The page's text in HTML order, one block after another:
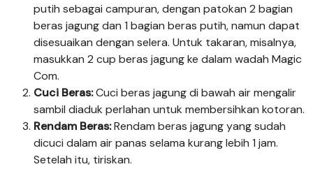
putih sebagai campuran, dengan patokan 2 bagian
beras jagung dan 1 bagian beras putih, namun dapat
disesuaikan dengan selera. Untuk takaran, misalnya,
masukkan 2 cup beras jagung ke dalam wadah Magic
Com.
Cuci Beras:Cuci beras jagung di bawah air mengalir
sambil diaduk perlahan untuk membersihkan kotoran.
Rendam Beras:Rendam beras jagung yang sudah
dicuci dalam air panas selama kurang lebih 1 jam.
Setelah itu, tiriskan.